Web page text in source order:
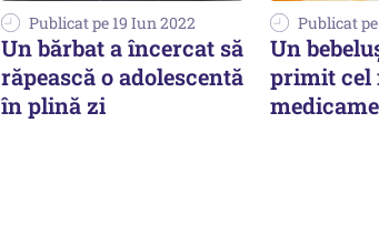
Publicat pe 19 Iun 2022
Un bărbat a încercat să
răpească o adolescentă
în plină zi
Publicat pe
Un
primit cel